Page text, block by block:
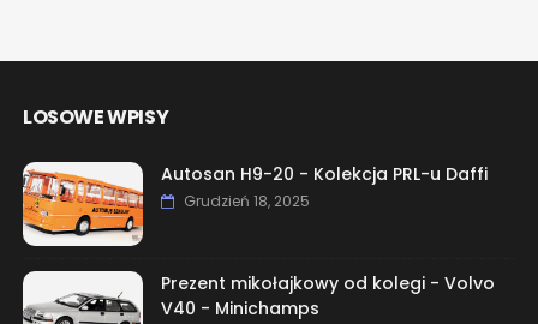
LOSOWE WPISY
Autosan H9-20 - Kolekcja PRL-u Daffi
Grudzień 18, 2025
Prezent mikołajkowy od kolegi - Volvo
V40 - Minichamps